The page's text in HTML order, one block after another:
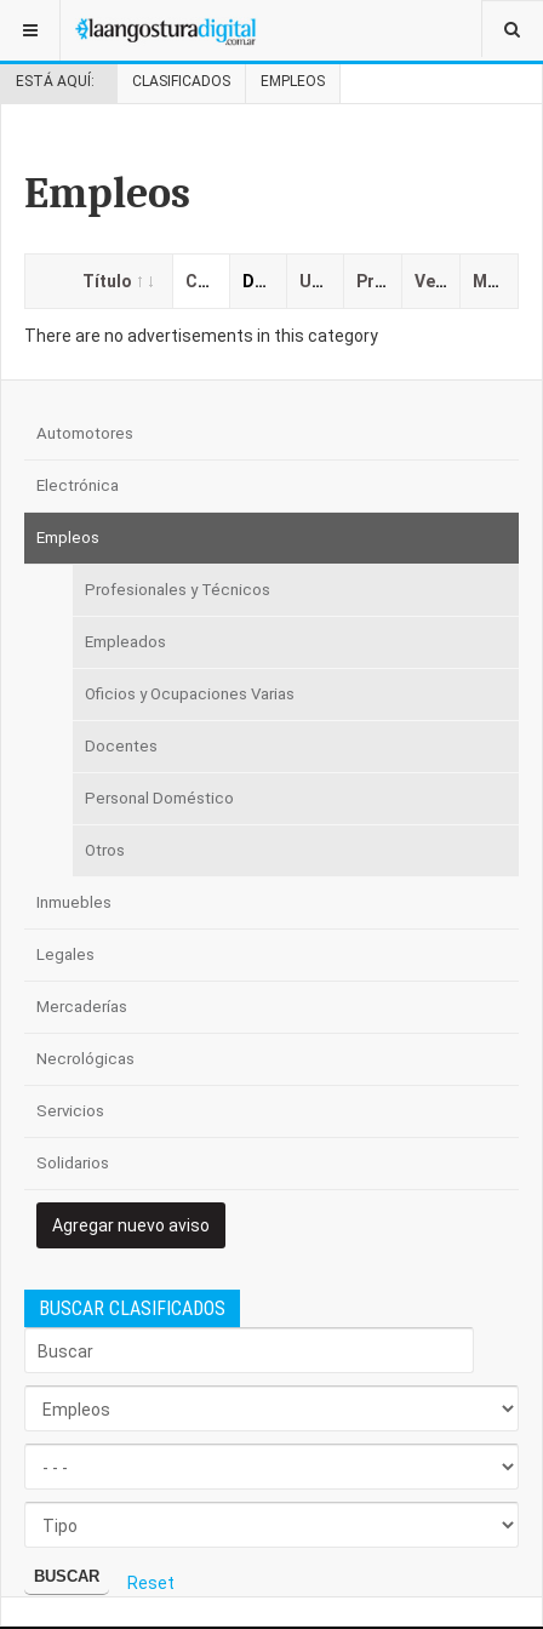
ESTÁ AQUÍ: CLASIFICADOS EMPLEOS
Empleos
Título Categoría Descripción Ubicación Precio Vencimiento Mostrado
There are no advertisements in this category
Automotores
Electrónica
Empleos
Profesionales y Técnicos
Empleados
Oficios y Ocupaciones Varias
Docentes
Personal Doméstico
Otros
Inmuebles
Legales
Mercaderías
Necrológicas
Servicios
Solidarios
Agregar nuevo aviso
BUSCAR CLASIFICADOS
BUSCAR Reset